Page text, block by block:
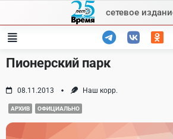
content
сетевое
Пионерский парк
08.11.2013 Наш корр.
АРХИВ ОФИЦИАЛЬНО